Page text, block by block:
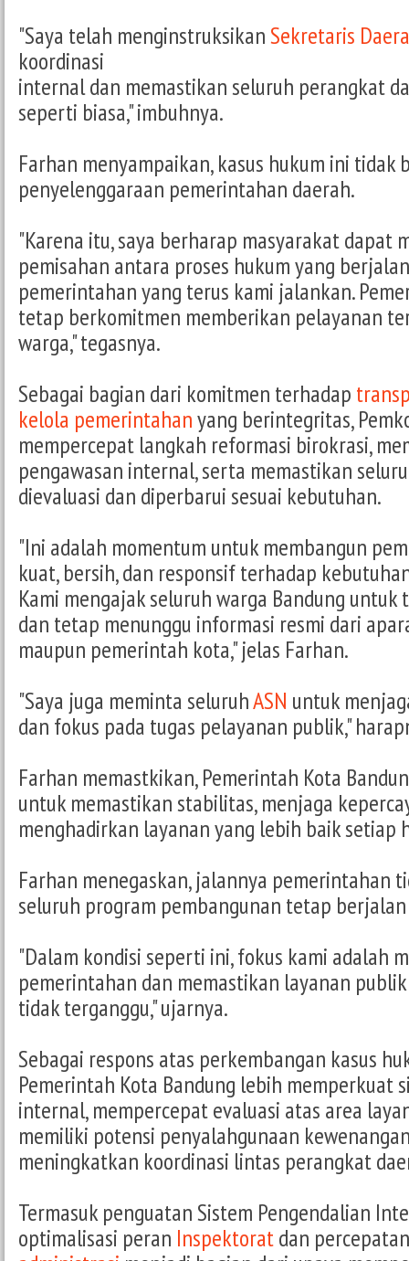
"Saya telah menginstruksikanSekretaris
koordinasi
internal dan memastikan seluruh perangkat
seperti biasa," imbuhnya.
Farhan menyampaikan, kasus hukum ini tidak
penyelenggaraan pemerintahan daerah.
"Karena itu, saya berharap masyarakat dapat
pemisahan antara proses hukum yang
pemerintahan yang terus kami jalankan.
tetap berkomitmen memberikan pelayanan
warga," tegasnya.
Sebagai bagian dari komitmen terhadap
kelola pemerintahanyang berintegritas,
mempercepat langkah reformasi birokrasi,
pengawasan internal, serta memastikan
dievaluasi dan diperbarui sesuai kebutuhan.
"Ini adalah momentum untuk membangun
kuat, bersih, dan responsif terhadap
Kami mengajak seluruh warga Bandung untuk
dan tetap menunggu informasi resmi dari
maupun pemerintah kota," jelas Farhan.
"Saya juga meminta seluruhASN untuk
dan fokus pada tugas pelayanan publik,"
Farhan memastkikan, Pemerintah Kota
untuk memastikan stabilitas, menjaga
menghadirkan layanan yang lebih baik setiap
Farhan menegaskan, jalannya pemerintahan
seluruh program pembangunan tetap
"Dalam kondisi seperti ini, fokus kami adalah
pemerintahan dan memastikan layanan publik
tidak terganggu," ujarnya.
Sebagai respons atas perkembangan kasus
Pemerintah Kota Bandung lebih memperkuat
internal, mempercepat evaluasi atas area
memiliki potensi penyalahgunaan
meningkatkan koordinasi lintas perangkat
Termasuk penguatan Sistem Pengendalian
optimalisasi peran Inspektoratdan